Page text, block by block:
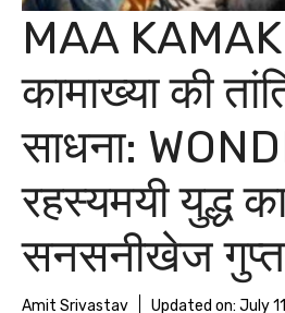
MAA
कामाख्या की
साधना:
रहस्यमयी युद्ध
सनसनीखेज गुप्त
Amit Srivastav Updated on: July